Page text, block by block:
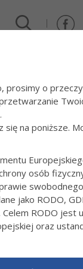
I
II
dąbrowski oraz
prosimy o
się na poniższe.
osób
jako RODO,
RODO jest
oraz